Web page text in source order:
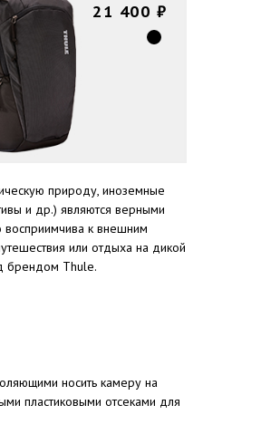
21 400 ₽
природу, иноземные
и др.) являются верными
восприимчива к внешним
или отдыха на дикой
брендом Thule.
носить камеру на
пластиковыми отсеками для